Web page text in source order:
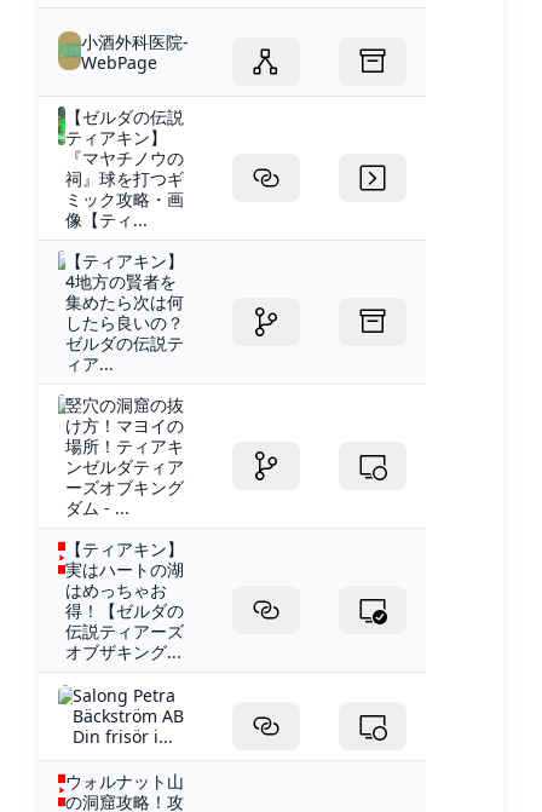
小酒外科医院-
WebPage
【ゼルダの伝説
ティアキン】
『マヤチノウの
祠』球を打つギ
ミック攻略・画
像【ティ...
【ティアキン】
4地方の賢者を
集めたら次は何
したら良いの？
ゼルダの伝説テ
ィア...
竪穴の洞窟の抜
け方！マヨイの
場所！ティアキ
ンゼルダティア
ーズオブキング
ダム - ...
【ティアキン】
実はハートの湖
はめっちゃお
得！【ゼルダの
伝説ティアーズ
オブザキング...
Salong Petra
Bäckström AB
Din frisör i...
ウォルナット山
の洞窟攻略！攻